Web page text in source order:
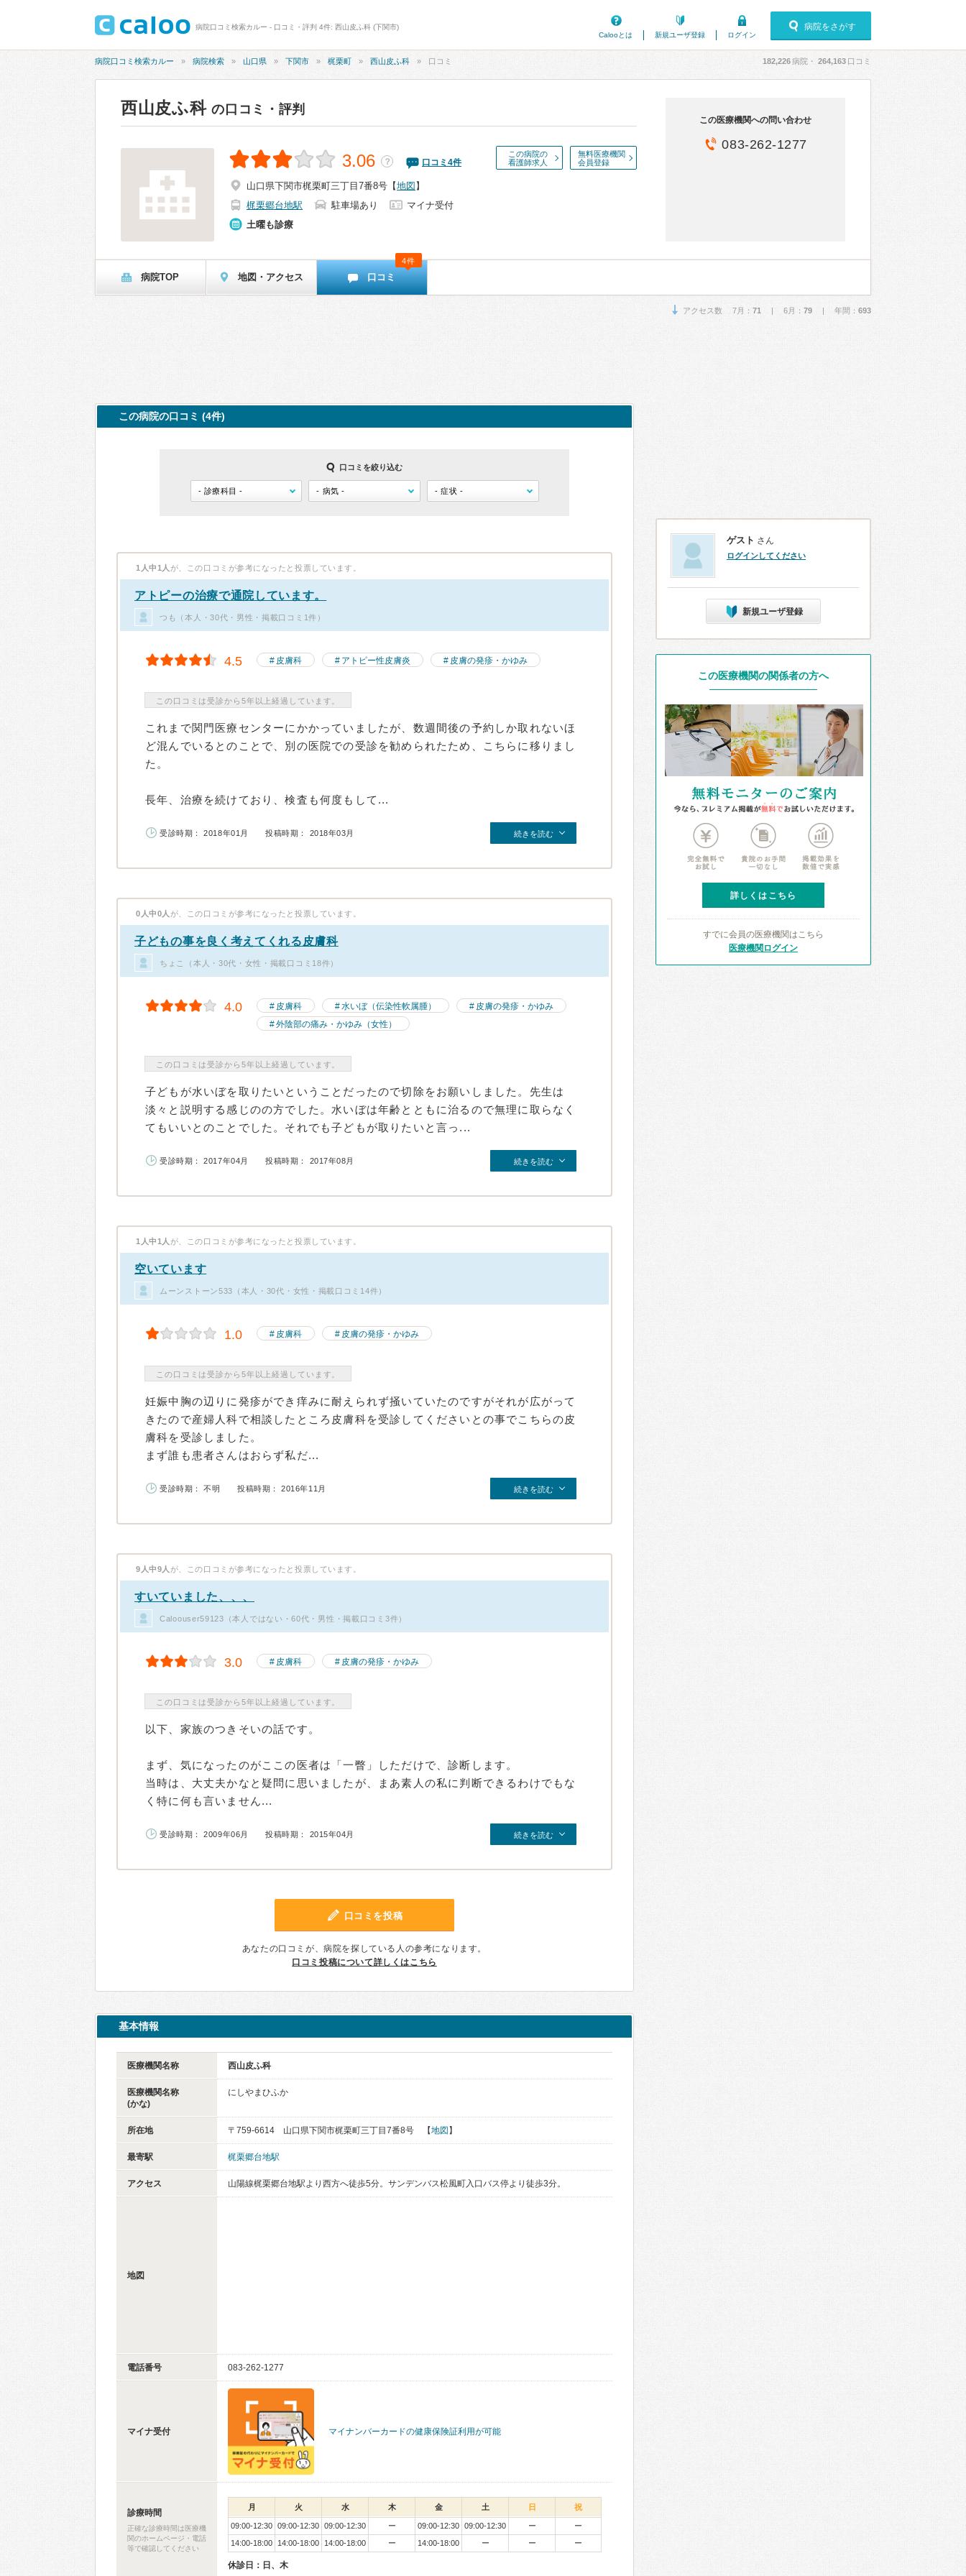
病院口コミ検索カルー - 口コミ・評判 4件: 西山皮ふ科 (下関市)
Calooとは
新規ユーザ登録 ログイン
病院をさがす
病院口コミ検索カルー 病院検索 山口県 下関市 梶栗町 西山皮ふ科 口コミ 182,226病院・ 264,163 口コミ
西山皮ふ科 の口コミ・評判
この病院の
看護師求人
無料医療機関
会員登録
3.06 ？ 口コミ 4件
山口県下関市梶栗町三丁目7番8号 【地図 】
梶栗郷台地駅
駐車場あり
マイナ受付
土曜も診療
この医療機関への問い合わせ
083-262-1277
病院TOP 地図・アクセス 口コミ
4件
アクセス数 7月： 71 | 6月： 79 | 年間： 693
この病院の口コミ (4件)
口コミを絞り込む
1人中1人 が、この口コミが参考になったと投票しています。
アトピーの治療で通院しています。
つも（本人・30代・男性・掲載口コミ1件）
4.5 皮膚科 アトピー性皮膚炎 皮膚の発疹・かゆみ
この口コミは受診から5年以上経過しています。
これまで関門医療センターにかかっていましたが、数週間後の予約しか取れないほ
ど混んでいるとのことで、別の医院での受診を勧められたため、こちらに移りまし
た。
長年、治療を続けており、検査も何度もして...
受診時期： 2018年01月 投稿時期： 2018年03月 続きを読む
0人中0人 が、この口コミが参考になったと投票しています。
子どもの事を良く考えてくれる皮膚科
ちょこ（本人・30代・女性・掲載口コミ18件）
4.0 皮膚科 水いぼ（伝染性軟属腫）
皮膚の発疹・かゆみ
外陰部の痛み・かゆみ（女性）
この口コミは受診から5年以上経過しています。
子どもが水いぼを取りたいということだったので切除をお願いしました。先生は
淡々と説明する感じのの方でした。水いぼは年齢とともに治るので無理に取らなく
てもいいとのことでした。それでも子どもが取りたいと言っ...
受診時期： 2017年04月 投稿時期： 2017年08月 続きを読む
1人中1人 が、この口コミが参考になったと投票しています。
空いています
ムーンストーン533（本人・30代・女性・掲載口コミ14件）
1.0 皮膚科 皮膚の発疹・かゆみ
この口コミは受診から5年以上経過しています。
妊娠中胸の辺りに発疹ができ痒みに耐えられず掻いていたのですがそれが広がって
きたので産婦人科で相談したところ皮膚科を受診してくださいとの事でこちらの皮
膚科を受診しました。
まず誰も患者さんはおらず私だ...
受診時期： 不明 投稿時期： 2016年11月 続きを読む
9人中9人 が、この口コミが参考になったと投票しています。
すいていました、、、
Caloouser59123（本人ではない・60代・男性・掲載口コミ3件）
3.0 皮膚科 皮膚の発疹・かゆみ
この口コミは受診から5年以上経過しています。
以下、家族のつきそいの話です。
まず、気になったのがここの医者は「一瞥」しただけで、診断します。
当時は、大丈夫かなと疑問に思いましたが、まあ素人の私に判断できるわけでもな
く特に何も言いません...
受診時期： 2009年06月 投稿時期： 2015年04月 続きを読む
口コミを投稿
あなたの口コミが、病院を探している人の参考になります。
口コミ投稿について詳しくはこちら
基本情報
医療機関名称 西山皮ふ科
医療機関名称
(かな)
にしやまひふか
所在地 〒759-6614 山口県下関市梶栗町三丁目7番8号 【地図 】
最寄駅 梶栗郷台地駅
アクセス 山陽線梶栗郷台地駅より西方へ徒歩5分。サンデンバス松風町入口バス停より徒歩3分。
地図
電話番号 083-262-1277
マイナ受付 マイナンバーカードの健康保険証利用が可能
診療時間
正確な診療時間は医療機
関のホームページ・電話
等で確認してください
月 火 水 木 金 土 日 祝
09:00-12:30 09:00-12:30 09:00-12:30 ー 09:00-12:30 09:00-12:30 ー
ー
14:00-18:00
14:00-18:00 14:00-18:00 ー 14:00-18:00 ー ー ー
休診日：日、木
ゲスト さん
ログインしてください
新規ユーザ登録
この医療機関の関係者の方へ
詳しくはこちら
すでに会員の医療機関はこちら
医療機関ログイン